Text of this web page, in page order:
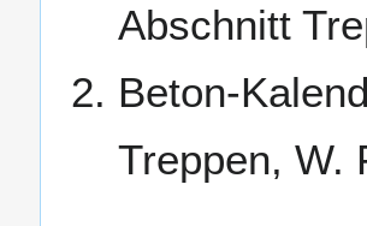
Abschnitt
Beton-
Treppen, W.